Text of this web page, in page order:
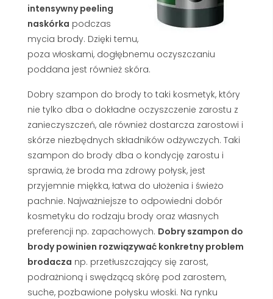
intensywny peeling
naskórka podczas
mycia brody. Dzięki temu,
poza włoskami, dogłębnemu oczyszczaniu
poddana jest również skóra.
Dobry szampon do brody to taki kosmetyk, który
nie tylko dba o dokładne oczyszczenie zarostu z
zanieczyszczeń, ale również dostarcza zarostowi i
skórze niezbędnych składników odżywczych. Taki
szampon do brody dba o kondycję zarostu i
sprawia, że broda ma zdrowy połysk, jest
przyjemnie miękka, łatwa do ułożenia i świeżo
pachnie. Najważniejsze to odpowiedni dobór
kosmetyku do rodzaju brody oraz własnych
preferencji np. zapachowych. Dobry szampon do
brody powinien rozwiązywać konkretny problem
brodacza np. przetłuszczający się zarost,
podrażnioną i swędzącą skórę pod zarostem,
suche, pozbawione połysku włoski. Na rynku